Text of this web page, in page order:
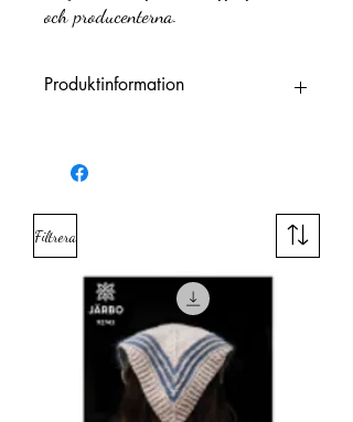
och producenterna.
Produktinformation
Garnkvalitet
´(fibrer)
Garnviktsgrupp Sport
Meter per 100
300 m
Filtrera